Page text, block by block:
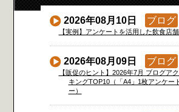
2026年08月10日 ブログ
【実例】アンケートを活用した飲食店
2026年08月09日 ブログ
【販促のヒント】2026年7月 ブログア
キングTOP10（「A4」1枚アンケー
ー）